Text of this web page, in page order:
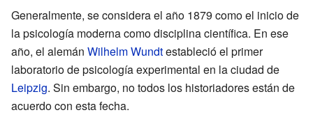
Generalmente, se considera el año 1879 como el inicio de
la psicología moderna como disciplina científica. En ese
año, el alemán Wilhelm Wundtestableció el primer
laboratorio de psicología experimental en la ciudad de
Leipzig. Sin embargo, no todos los historiadores están de
acuerdo con esta fecha.